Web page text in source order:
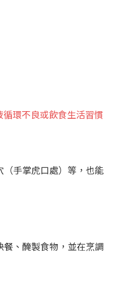
環不良或飲食生活習慣
（手掌虎口處）等，也能
、醃製食物，並在烹調